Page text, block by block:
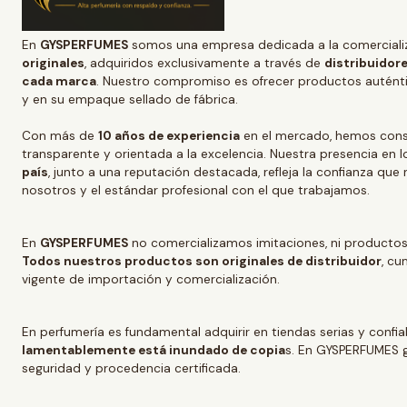
En GYSPERFUMES somos una empresa dedicada a la
originales, adquiridos exclusivamente a través de
cada marca. Nuestro compromiso es ofrecer productos
y en su empaque sellado de fábrica.
Con más de 10 años de experiencia en el mercado, hemos
transparente y orientada a la excelencia. Nuestra presencia en
país, junto a una reputación destacada, refleja la confianza
nosotros y el estándar profesional con el que trabajamos.
En GYSPERFUMES no comercializamos imitaciones, ni
Todos nuestros productos son originales de distribuidor,
vigente de importación y comercialización.
En perfumería es fundamental adquirir en tiendas serias y
lamentablemente está inundado de copias. En
seguridad y procedencia certificada.